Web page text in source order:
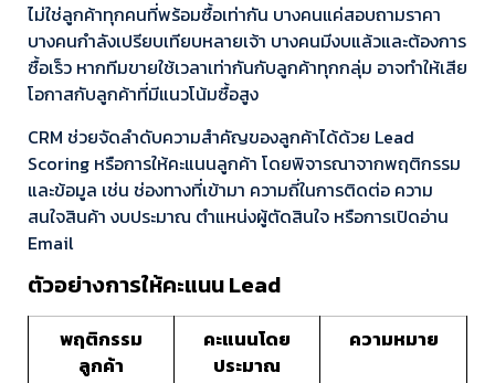
ไม่ใช่ลูกค้าทุกคนที่พร้อมซื้อเท่ากัน บางคนแค่สอบถามราคา
บางคนกำลังเปรียบเทียบหลายเจ้า บางคนมีงบแล้วและต้องการ
ซื้อเร็ว หากทีมขายใช้เวลาเท่ากันกับลูกค้าทุกกลุ่ม อาจทำให้เสีย
โอกาสกับลูกค้าที่มีแนวโน้มซื้อสูง
CRM ช่วยจัดลำดับความสำคัญของลูกค้าได้ด้วย Lead
Scoring หรือการให้คะแนนลูกค้า โดยพิจารณาจากพฤติกรรม
และข้อมูล เช่น ช่องทางที่เข้ามา ความถี่ในการติดต่อ ความ
สนใจสินค้า งบประมาณ ตำแหน่งผู้ตัดสินใจ หรือการเปิดอ่าน
Email
ตัวอย่างการให้คะแนน Lead
พฤติกรรม
ลูกค้า
คะแนนโดย
ประมาณ
ความหมาย